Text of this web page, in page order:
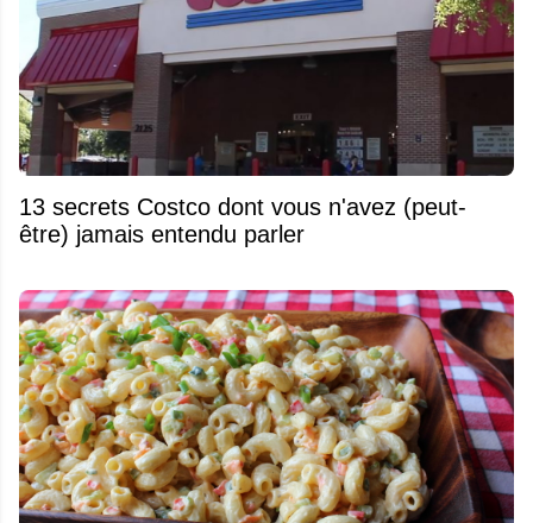
13 secrets Costco dont vous n'avez (peut-
être) jamais entendu parler